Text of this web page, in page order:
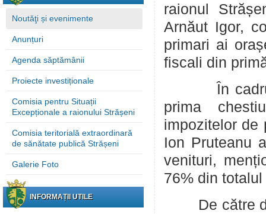
Noutăţi și evenimente
Anunțuri
Agenda săptămânii
Proiecte investiționale
Comisia pentru Situații
Excepționale a raionului Strășeni
Comisia teritorială extraordinară
de sănătate publică Strășeni
Galerie Foto
INFORMAȚII UTILE
raionul
Arnăut Igor,
primari ai
fiscali din
În cadrul
prima
impozitelor de
Ion Pruteanu
venituri,
76% din
De către dl